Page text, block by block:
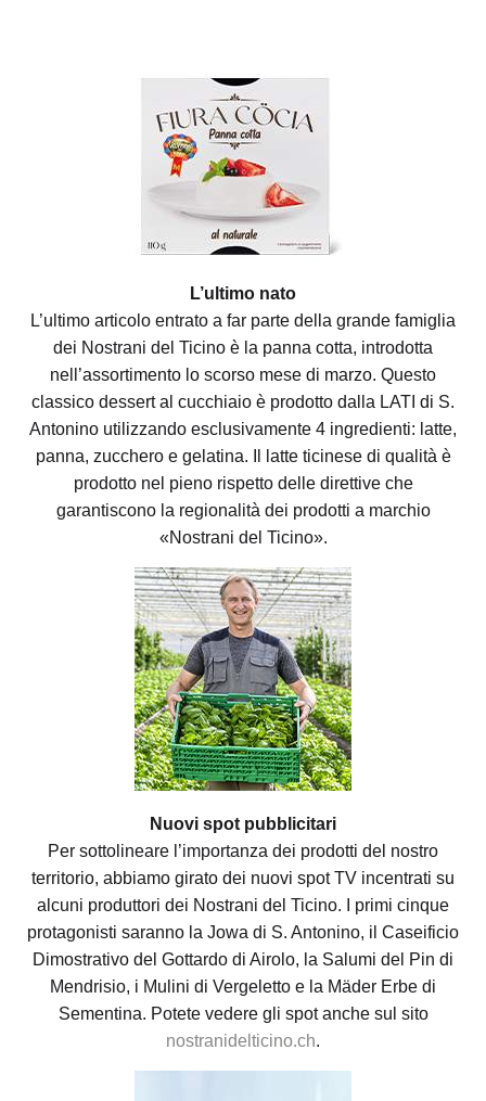
L’ultimo nato
L’ultimo articolo entrato a far parte della grande famiglia
dei Nostrani del Ticino è la panna cotta, introdotta
nell’assortimento lo scorso mese di marzo. Questo
classico dessert al cucchiaio è prodotto dalla LATI di S.
Antonino utilizzando esclusivamente 4 ingredienti: latte,
panna, zucchero e gelatina. Il latte ticinese di qualità è
prodotto nel pieno rispetto delle direttive che
garantiscono la regionalità dei prodotti a marchio
«Nostrani del Ticino».
Nuovi spot pubblicitari
Per sottolineare l’importanza dei prodotti del nostro
territorio, abbiamo girato dei nuovi spot TV incentrati su
alcuni produttori dei Nostrani del Ticino. I primi cinque
protagonisti saranno la Jowa di S. Antonino, il Caseificio
Dimostrativo del Gottardo di Airolo, la Salumi del Pin di
Mendrisio, i Mulini di Vergeletto e la Mäder Erbe di
Sementina. Potete vedere gli spot anche sul sito
nostranidelticino.ch.